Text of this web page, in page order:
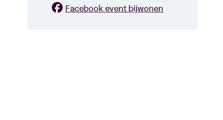
Facebook event bijwonen